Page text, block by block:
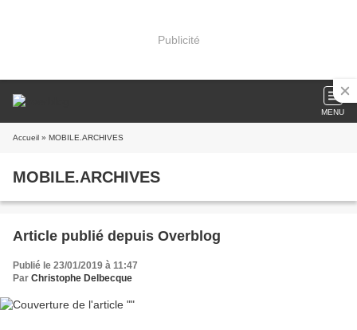
Publicité
MENU
Accueil » MOBILE.ARCHIVES
MOBILE.ARCHIVES
Article publié depuis Overblog
Publié le 23/01/2019 à 11:47
Par Christophe Delbecque